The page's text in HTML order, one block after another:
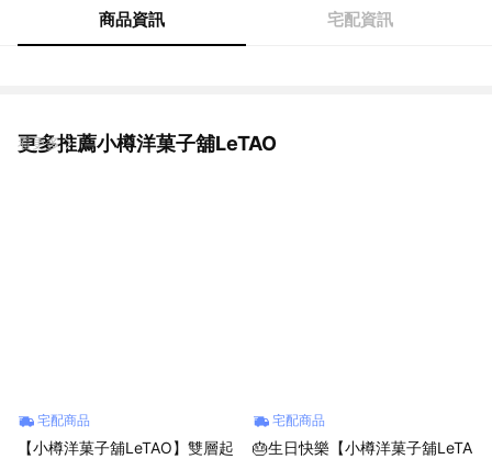
商品資訊 宅配資訊
更多推薦小樽洋菓子舖LeTAO
看更多
宅配商品
【小樽洋菓子舖LeTAO】雙層起
宅配商品
🎂生日快樂【小樽洋菓子舖LeTA